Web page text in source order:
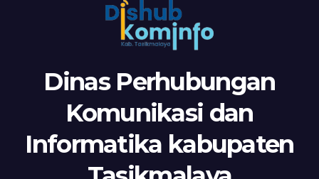
Dinas Perhubungan
Komunikasi dan
Informatika kabupaten